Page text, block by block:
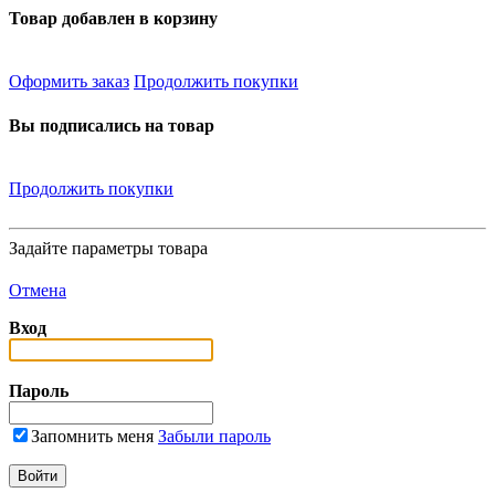
Товар добавлен в корзину
Оформить заказ Продолжить покупки
Вы подписались на товар
Продолжить покупки
Задайте параметры товара
Отмена
Вход
Пароль
Запомнить меня Забыли пароль